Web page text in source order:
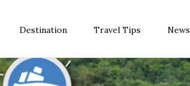
Destination Travel Tips News